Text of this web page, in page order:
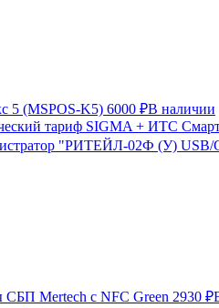
5 (MSPOS-K5) 6000 ₽В наличии
"РИТЕЙЛ-02Ф (У)
СБП Mertech с NFC Green 2930 ₽